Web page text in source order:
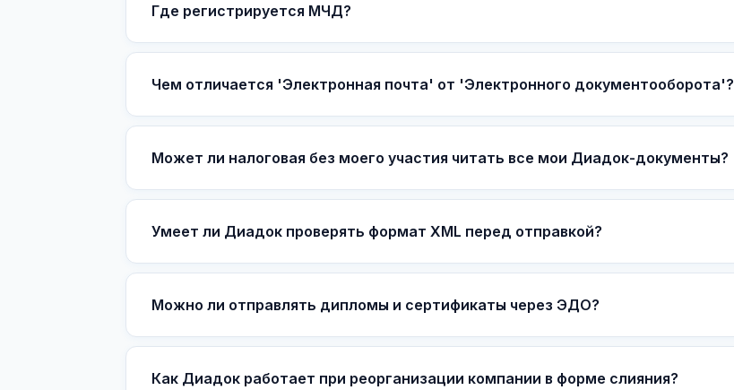
Где регистрируется МЧД?
Чем отличается 'Электронная почта' от 'Электронного документооборота'?
Может ли налоговая без моего участия читать все мои Диадок-документы?
Умеет ли Диадок проверять формат XML перед отправкой?
Можно ли отправлять дипломы и сертификаты через ЭДО?
Как Диадок работает при реорганизации компании в форме слияния?